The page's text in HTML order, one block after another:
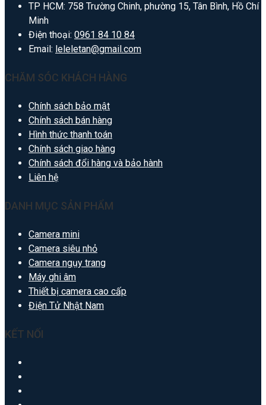
TP HCM: 758 Trường Chinh, phường 15, Tân Bình, Hồ Chí
Minh
Điện thoại: 0961 84 10 84
Email: leleletan@gmail.com
CHĂM SÓC KHÁCH HÀNG
Chính sách bảo mật
Chính sách bán hàng
Hình thức thanh toán
Chính sách giao hàng
Chính sách đổi hàng và bảo hành
Liên hệ
DANH MỤC SẢN PHẨM
Camera mini
Camera siêu nhỏ
Camera ngụy trang
Máy ghi âm
Thiết bị camera cao cấp
Điện Tử Nhật Nam
KẾT NỐI